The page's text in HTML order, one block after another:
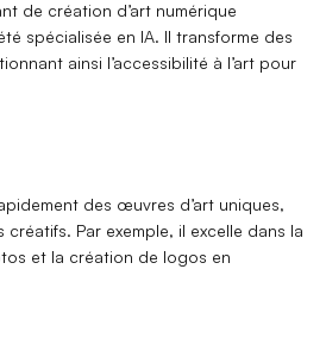
de création d’art numérique
spécialisée en IA. Il transforme des
ainsi l’accessibilité à l’art pour
des œuvres d’art uniques,
créatifs. Par exemple, il excelle dans la
et la création de logos en